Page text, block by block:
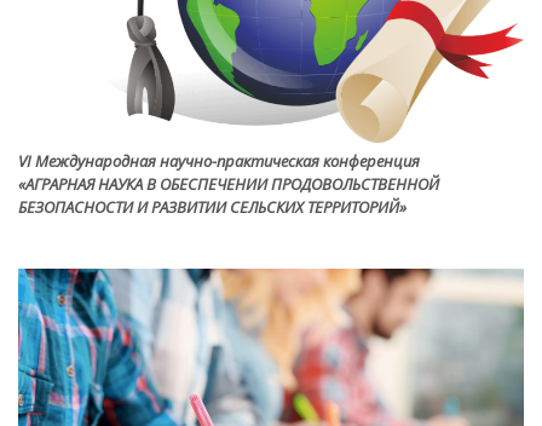
VI Международная научно-практическая конференция
«АГРАРНАЯ НАУКА В ОБЕСПЕЧЕНИИ ПРОДОВОЛЬСТВЕННОЙ
БЕЗОПАСНОСТИ И РАЗВИТИИ СЕЛЬСКИХ ТЕРРИТОРИЙ»